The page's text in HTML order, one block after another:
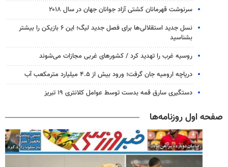
سرنوشت قهرمانان کشتی آزاد جوانان جهان در سال ۲۰۱۸
نسل جدید استقلالی‌ها برای فصل جدید لیگ؛ این ۶ بازیکن را بیشتر
بشناسید
روسیه غرب را تهدید کرد / کشورهای غربی مجازات می‌شوند
دریاچه ارومیه جان گرفت؛ ورود بیش از ۴.۵ میلیارد مترمکعب آب
دستگیری سارق قمه بدست توسط عوامل کلانتری ۱۹ تبریز
صفحه اول روزنامه‌ها